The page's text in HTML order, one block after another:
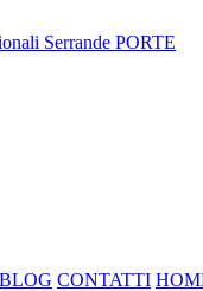
Serrande PORTE
BLOG CONTATTI